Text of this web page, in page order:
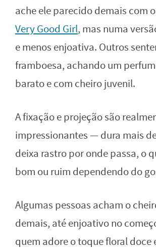
ache ele parecido demais com
Very Good Girl, mas numa
e menos enjoativa. Outros
framboesa, achando um
barato e com cheiro juvenil.
A fixação e projeção são
impressionantes — dura mais
deixa rastro por onde passa, o
bom ou ruim dependendo do
Algumas pessoas acham o
demais, até enjoativo no
quem adore o toque floral doce